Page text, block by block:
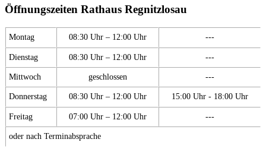
Öffnungszeiten Rathaus Regnitzlosau
Montag 08:30 Uhr – 12:00 Uhr ---
Dienstag 08:30 Uhr – 12:00 Uhr ---
Mittwoch geschlossen ---
Donnerstag 08:30 Uhr – 12:00 Uhr 15:00 Uhr - 18:00 Uhr
Freitag 07:00 Uhr – 12:00 Uhr ---
oder nach Terminabsprache